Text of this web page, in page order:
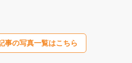
事の写真一覧はこちら